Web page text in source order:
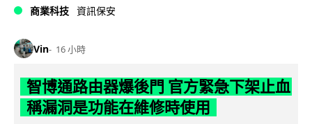
商業科技 資訊保安
Vin 16 小時
智博通路由器爆後門 官方緊急下架止血
稱漏洞是功能在維修時使用